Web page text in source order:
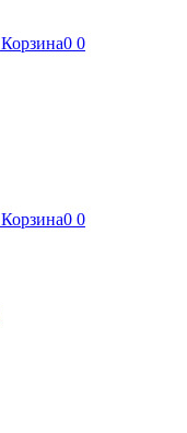
Корзина0 0
Корзина0 0